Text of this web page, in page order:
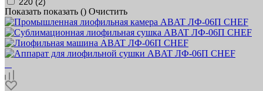
Показать показать () Очистить